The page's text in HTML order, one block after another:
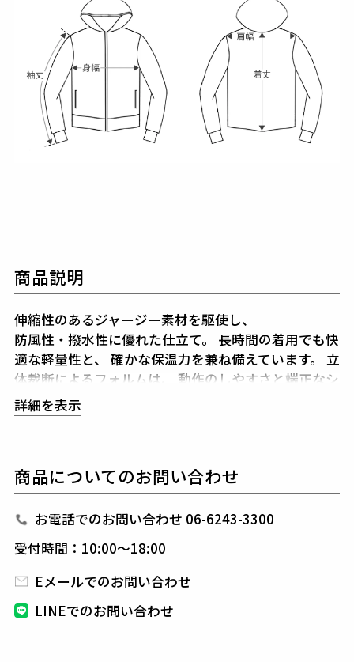
商品説明
伸縮性のあるジャージー素材を駆使し、
防風性・撥水性に優れた仕立て。 長時間の着用でも快
適な軽量性と、 確かな保温力を兼ね備えています。 立
体裁断によるフォルムは、 動作のしやすさと端正なシ
ルエットを両立。
ランドを象徴するロゴを裾リブに配した、
セットアップで纏えば統一感あふれる装いに、
は自在なスタイリングを叶えます。
レ ゴルフ）
日本から世界に向けて発信するブランドとして世界中
をリリースし続ける1PIU1UGUALE3。
詳細を表示
商品についてのお問い合わせ
お電話でのお問い合わせ 06-6243-3300
受付時間：10:00～18:00
Eメールでのお問い合わせ
LINEでのお問い合わせ